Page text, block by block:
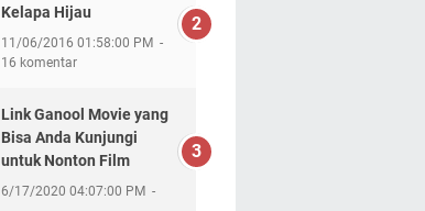
Kelapa Hijau
11/06/2016 01:58:00 PM
16 komentar
Link Ganool Movie yang
Bisa Anda Kunjungi
untuk Nonton Film
6/17/2020 04:07:00 PM